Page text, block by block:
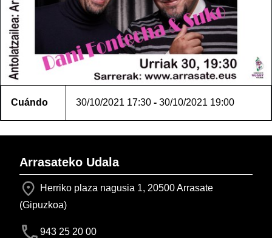
Cuándo 30/10/2021 17:30 - 30/10/2021 19:00
Arrasateko Udala
Herriko plaza nagusia 1, 20500 Arrasate
(Gipuzkoa)
943 25 20 00